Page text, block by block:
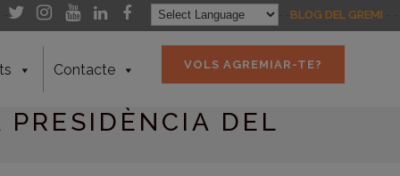
BLOG DEL GREMI
VOLS AGREMIAR-TE?
Contacte
DEL